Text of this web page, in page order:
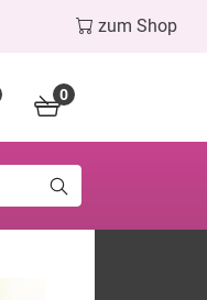
zum Shop
0